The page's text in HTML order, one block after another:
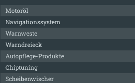
Motoröl
Navigationssystem
Warnweste
Warndreieck
Autopflege-Produkte
Chiptuning
Scheibenwischer